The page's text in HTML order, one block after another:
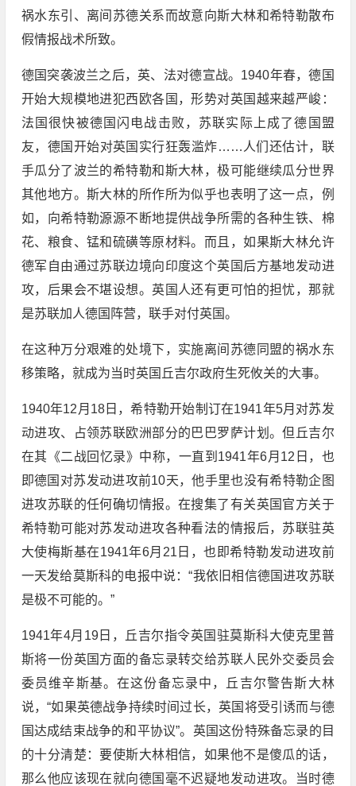
祸水东引、离间苏德关系而故意向斯大林和希特勒散布
假情报战术所致。
德国突袭波兰之后，英、法对德宣战。1940年春，德国
开始大规模地进犯西欧各国，形势对英国越来越严峻：
法国很快被德国闪电战击败，苏联实际上成了德国盟
友，德国开始对英国实行狂轰滥炸……人们还估计，联
手瓜分了波兰的希特勒和斯大林，极可能继续瓜分世界
其他地方。斯大林的所作所为似乎也表明了这一点，例
如，向希特勒源源不断地提供战争所需的各种生铁、棉
花、粮食、锰和硫磺等原材料。而且，如果斯大林允许
德军自由通过苏联边境向印度这个英国后方基地发动进
攻，后果会不堪设想。英国人还有更可怕的担忧，那就
是苏联加人德国阵营，联手对付英国。
在这种万分艰难的处境下，实施离间苏德同盟的祸水东
移策略，就成为当时英国丘吉尔政府生死攸关的大事。
1940年12月18日，希特勒开始制订在1941年5月对苏发
动进攻、占领苏联欧洲部分的巴巴罗萨计划。但丘吉尔
在其《二战回忆录》中称，一直到1941年6月12日，也
即德国对苏发动进攻前10天，他手里也没有希特勒企图
进攻苏联的任何确切情报。在搜集了有关英国官方关于
希特勒可能对苏发动进攻各种看法的情报后，苏联驻英
大使梅斯基在1941年6月21日，也即希特勒发动进攻前
一天发给莫斯科的电报中说：“我依旧相信德国进攻苏联
是极不可能的。”
1941年4月19日，丘吉尔指令英国驻莫斯科大使克里普
斯将一份英国方面的备忘录转交给苏联人民外交委员会
委员维辛斯基。在这份备忘录中，丘吉尔警告斯大林
说，“如果英德战争持续时间过长，英国将受引诱而与德
国达成结束战争的和平协议”。英国这份特殊备忘录的目
的十分清楚：要使斯大林相信，如果他不是傻瓜的话，
那么他应该现在就向德国毫不迟疑地发动进攻。当时德